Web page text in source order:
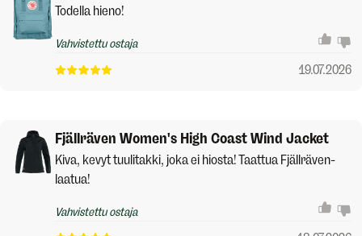
Todella hieno!
Vahvistettu ostaja
19.07.2026
Fjällräven Women's High Coast Wind Jacket
Kiva, kevyt tuulitakki, joka ei hiosta! Taattua Fjällräven-
laatua!
Vahvistettu ostaja